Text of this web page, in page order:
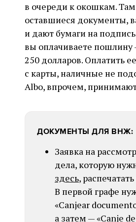
в очереди к окошкам. Там
оставшиеся документы,
и дают бумаги на
вы оплачиваете пошлину
250 долларов. Оплатить
с карты, наличные не
Albo, впрочем,
ДОКУМЕНТЫ ДЛЯ ВНЖ:
Заявка на
дела, которую
здесь,
В первой графе
«Canjear
а затем — «Canje